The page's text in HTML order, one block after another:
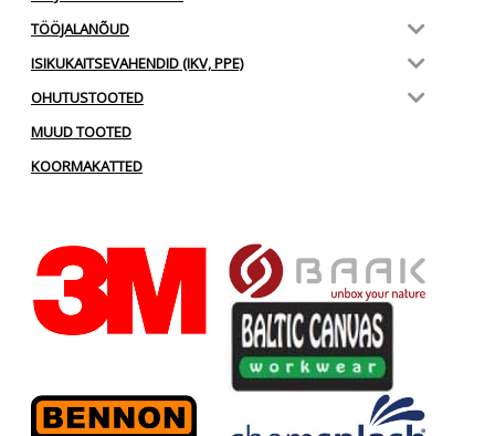
TÖÖJALANÕUD
ISIKUKAITSEVAHENDID (IKV, PPE)
OHUTUSTOOTED
MUUD TOOTED
KOORMAKATTED